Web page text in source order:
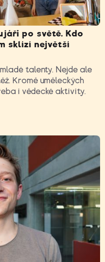
po světě. Kdo
sklízí největší
talenty. Nejde ale
Kromě uměleckých
i vědecké aktivity.